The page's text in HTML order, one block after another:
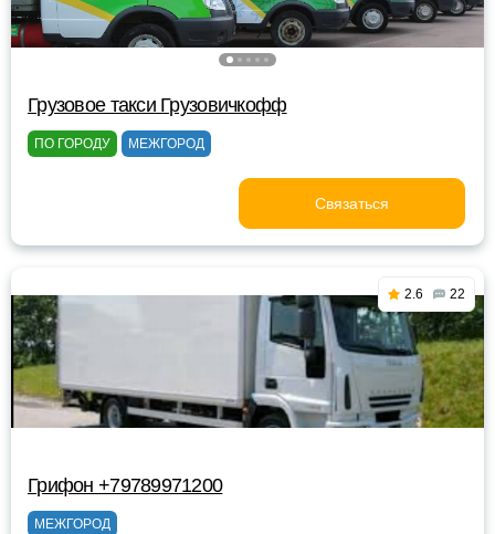
Грузовое такси Грузовичкофф
ПО ГОРОДУ МЕЖГОРОД
Связаться
2.6 22
Грифон +79789971200
МЕЖГОРОД